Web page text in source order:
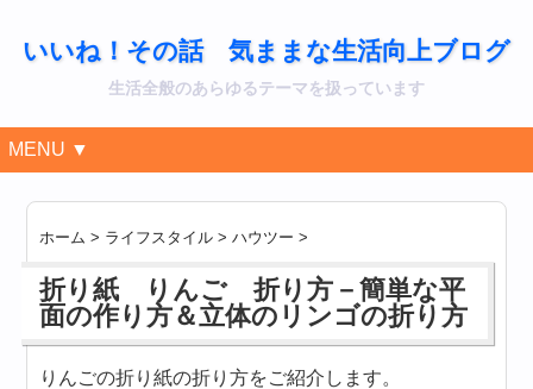
いいね！その話 気ままな生活向上ブログ
生活全般のあらゆるテーマを扱っています
MENU ▼
ホーム > ライフスタイル >ハウツー >
折り紙 りんご 折り方－簡単な平
面の作り方＆立体のリンゴの折り方
りんごの折り紙の折り方をご紹介します。